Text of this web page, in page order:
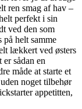
ren smag af hav –
perfekt i sin
ved den som
på helt samme
lækkert ved østers
sådan en
måde at starte et
noget tilbehør
appetitten,